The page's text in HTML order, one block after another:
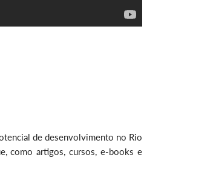
de desenvolvimento no Rio
como artigos, cursos, e-books e